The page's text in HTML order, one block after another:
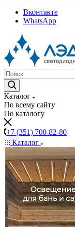
Вконтакте
WhatsApp
Каталог
По всему сайту
По каталогу
+7 (351) 700-82-80
Каталог